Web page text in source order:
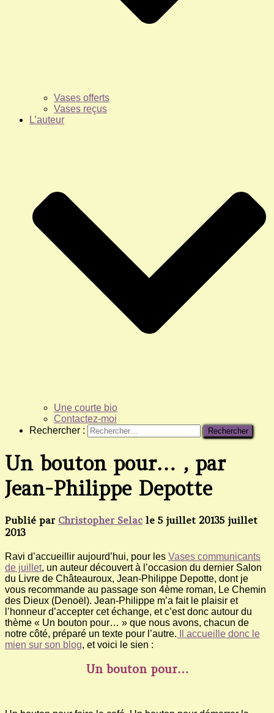
Vases offerts
Vases reçus
L’auteur
Une courte bio
Contactez-moi
Rechercher :
Un bouton pour… , par
Jean-Philippe Depotte
Publié par Christopher Selac le 5 juillet 20135 juillet
2013
Ravi d’accueillir aujourd’hui, pour les Vases communicants
de juillet, un auteur découvert à l’occasion du dernier Salon
du Livre de Châteauroux, Jean-Philippe Depotte, dont je
vous recommande au passage son 4ème roman, Le Chemin
des Dieux (Denoël). Jean-Philippe m’a fait le plaisir et
l’honneur d’accepter cet échange, et c’est donc autour du
thème « Un bouton pour… » que nous avons, chacun de
notre côté, préparé un texte pour l’autre. Il accueille donc le
mien sur son blog, et voici le sien :
Un bouton pour…